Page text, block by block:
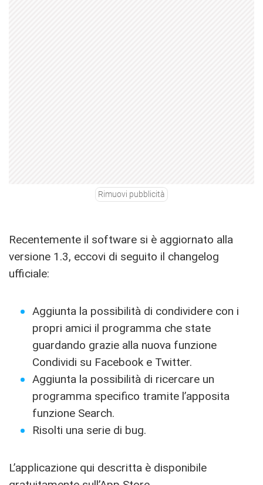
Rimuovi pubblicità
Recentemente il software si è aggiornato alla
versione 1.3, eccovi di seguito il changelog
ufficiale:
Aggiunta la possibilità di condividere con i
propri amici il programma che state
guardando grazie alla nuova funzione
Condividi su Facebook e Twitter.
Aggiunta la possibilità di ricercare un
programma specifico tramite l’apposita
funzione Search.
Risolti una serie di bug.
L’applicazione qui descritta è disponibile